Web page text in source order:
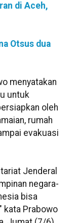
di Aceh,
Otsus dua
menyatakan
untuk
oleh
rumah
evakuasi
Jenderal
negara-
bisa
kata Prabowo